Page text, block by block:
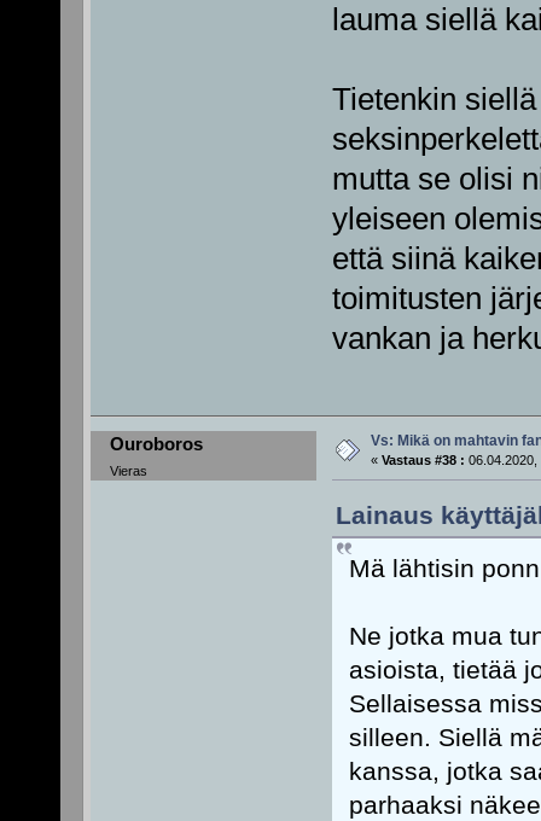
lauma siellä
Tietenkin
mutta se olisi
yleiseen
että siinä
toimitusten
vankan ja
Ouroboros
Vieras
Vs: Mikä on mahtavin
« Vastaus #38 : 06.04.2020,
Lainaus
Mä lähtisin
Ne jotka mua
asioista, tietää
Sellaisessa
silleen. Siellä
kanssa, jotka
parhaaksi